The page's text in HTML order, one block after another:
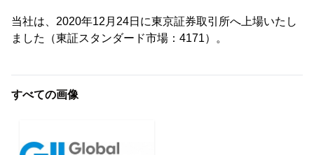
当社は、2020年12月24日に東京証券取引所へ上場いたし
ました（東証スタンダード市場：4171）。
すべての画像